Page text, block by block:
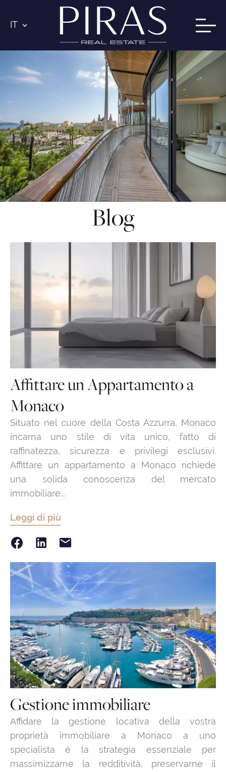
IT
Blog
Affittare un Appartamento a
Monaco
Situato nel cuore della Costa Azzurra, Monaco
incarna uno stile di vita unico, fatto di
raffinatezza, sicurezza e privilegi esclusivi.
Affittare un appartamento a Monaco richiede
una solida conoscenza del mercato
immobiliare...
Leggi di più
Gestione immobiliare
Affidare la gestione locativa della vostra
proprietà immobiliare a Monaco a uno
specialista è la strategia essenziale per
massimizzarne la redditività, preservarne il